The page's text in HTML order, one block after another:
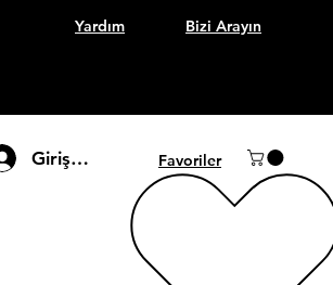
Yardım Bizi Arayın
Giriş Yap Favoriler